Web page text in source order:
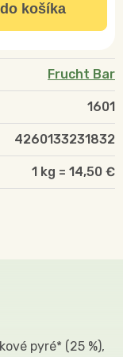
košíka
Frucht Bar
1601
4260133231832
1 kg = 14,50 €
pyré* (25 %),